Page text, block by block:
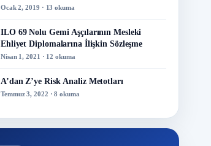
Ocak 2, 2019 · 13 okuma
ILO 69 Nolu Gemi Aşçılarının Mesleki
Ehliyet Diplomalarına İlişkin Sözleşme
Nisan 1, 2021 · 12 okuma
A’dan Z’ye Risk Analiz Metotları
Temmuz 3, 2022 · 8 okuma